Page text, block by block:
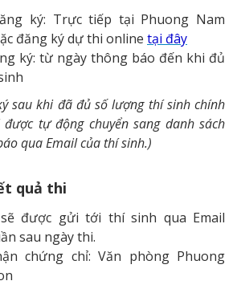
ký: Trực tiếp tại Phuong Nam
đăng ký dự thi online tại đây
ký: từ ngày thông báo đến khi đủ
sau khi đã đủ số lượng thí sinh chính
tự động chuyển sang danh sách
qua Email của thí sinh.)
quả thi
được gửi tới thí sinh qua Email
sau ngày thi.
chứng chỉ: Văn phòng Phuong